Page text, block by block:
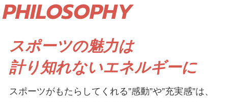
PHILOSOPHY
スポーツの魅力は
計り知れないエネルギーに
スポーツがもたらしてくれる”感動”や”充実感”は、